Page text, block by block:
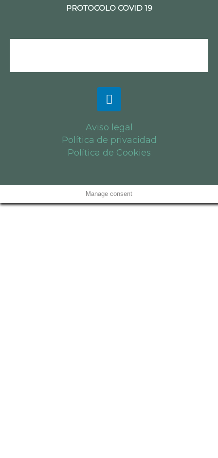
PROTOCOLO COVID 19
Aviso legal
Política de privacidad
Política de Cookies
Manage consent